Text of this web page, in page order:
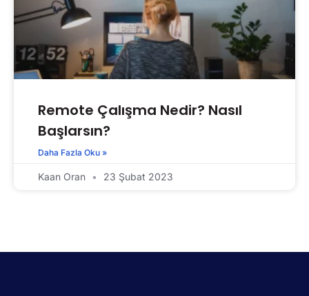
Remote Çalışma Nedir? Nasıl
Başlarsın?
Daha Fazla Oku »
Kaan Oran 23 Şubat 2023